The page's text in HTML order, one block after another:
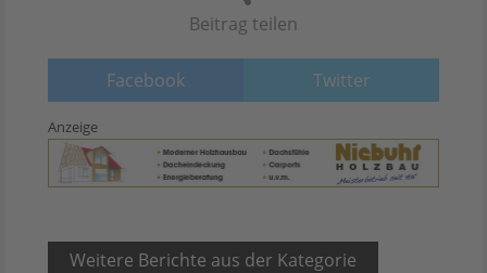
Beitrag teilen
Facebook Twitter
Anzeige
Weitere Berichte aus der Kategorie